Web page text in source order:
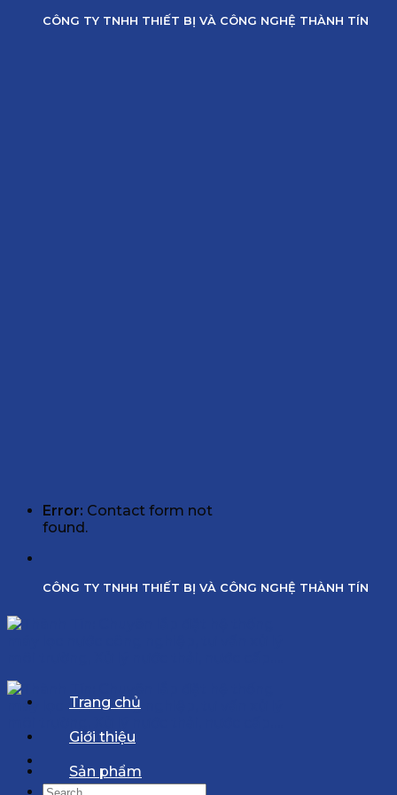
CÔNG TY TNHH THIẾT BỊ VÀ CÔNG NGHỆ THÀNH TÍN
Error: Contact form not
found.
CÔNG TY TNHH THIẾT BỊ VÀ CÔNG NGHỆ THÀNH TÍN
Search
Trang chủ
Giới thiệu
Sản phẩm